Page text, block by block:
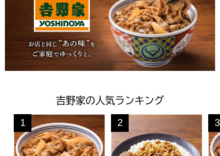
吉野家の人気ランキング
吉野家 お茶碗付き 牛丼の具 並盛 120g×15袋(L8327)【限
1
位
【アウトレット】吉野家 レ
2
位 3
位